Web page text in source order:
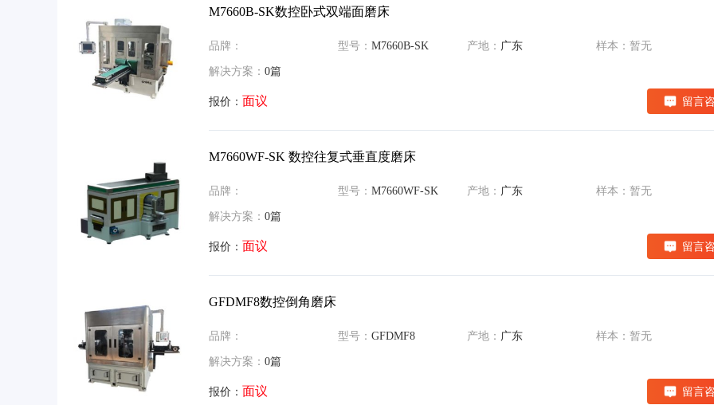
M7660B-SK数控卧式双端面磨床
品牌： 型号： M7660B-SK 产地： 广东 样本：暂无
解决方案： 0篇
报价： 面议 留言
M7660WF-SK 数控往复式垂直度磨床
品牌： 型号： M7660WF-SK 产地： 广东 样本：暂无
解决方案： 0篇
报价： 面议 留言
GFDMF8数控倒角磨床
品牌： 型号： GFDMF8 产地： 广东 样本：暂无
解决方案： 0篇
报价： 面议 留言